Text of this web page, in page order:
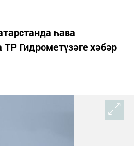
һава
Гидрометүзәге хәбәр